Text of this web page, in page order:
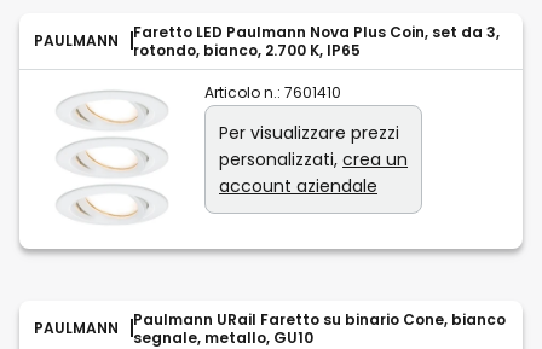
PAULMANN
Faretto LED Paulmann Nova Plus Coin, set da 3,
rotondo, bianco, 2.700 K, IP65
Articolo n.: 7601410
Per visualizzare prezzi
personalizzati, crea un
account aziendale
PAULMANN
Paulmann URail Faretto su binario Cone, bianco
segnale, metallo, GU10